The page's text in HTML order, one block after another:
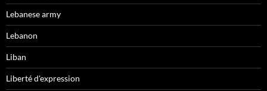
Lebanese army
Lebanon
Liban
Liberté d'expression